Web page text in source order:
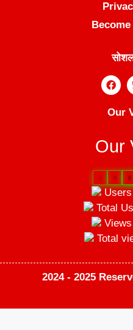
सोशल
Our
Our
6 0 8
Total
Total
2024 - 2025